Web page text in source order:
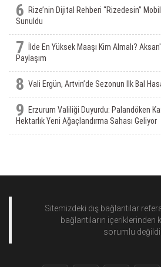
6
Rize’nin Dijital Rehberi “Rizedesin”
Sunuldu
7
İlde En Yüksek Maaşı Kim Almalı?
Paylaşım
8 Vali Ergün, Artvin’de Sezonun Ilk Bal
9
Erzurum Valiliği Duyurdu: Palandöken
Hektarlık Yeni Ağaçlandırma Sahası Geliyor
Sitemizdeki dış bağlantılar
bağlantıların içeriklerinden
sorumlu